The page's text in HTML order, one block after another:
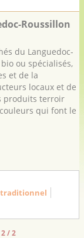
Roussillon
du Languedoc-
ou spécialisés,
et de la
locaux et de
produits terroir
qui font le
2 / 2